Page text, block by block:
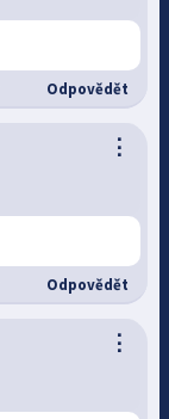
Odpovědět
⋮
Odpovědět
⋮